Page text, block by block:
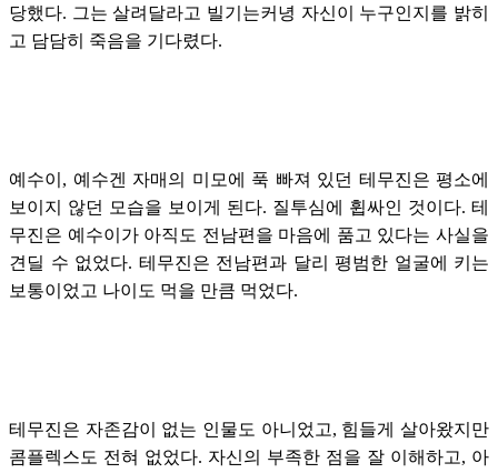
당했다. 그는 살려달라고 빌기는커녕 자신이 누구인지를 밝히
고 담담히 죽음을 기다렸다.
예수이, 예수겐 자매의 미모에 푹 빠져 있던 테무진은 평소에
보이지 않던 모습을 보이게 된다. 질투심에 휩싸인 것이다. 테
무진은 예수이가 아직도 전남편을 마음에 품고 있다는 사실을
견딜 수 없었다. 테무진은 전남편과 달리 평범한 얼굴에 키는
보통이었고 나이도 먹을 만큼 먹었다.
테무진은 자존감이 없는 인물도 아니었고, 힘들게 살아왔지만
콤플렉스도 전혀 없었다. 자신의 부족한 점을 잘 이해하고, 아